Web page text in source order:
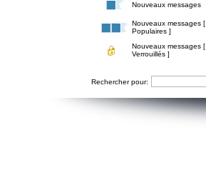
Nouveaux messages
Nouveaux messages [
Populaires ]
Nouveaux messages [
Verrouillés ]
Rechercher pour: